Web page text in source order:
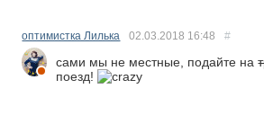
оптимистка Лилька 02.03.2018 16:48 #
сами мы не местные, подайте на
поезд!